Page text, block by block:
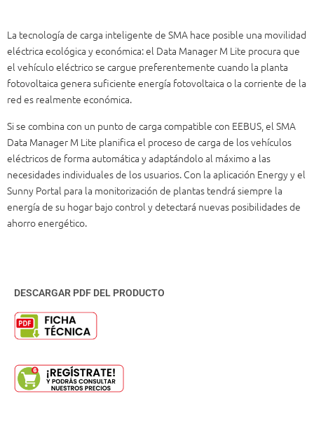
La tecnología de carga inteligente de SMA hace posible una movilidad
eléctrica ecológica y económica: el Data Manager M Lite procura que
el vehículo eléctrico se cargue preferentemente cuando la planta
fotovoltaica genera suficiente energía fotovoltaica o la corriente de la
red es realmente económica.
Si se combina con un punto de carga compatible con EEBUS, el SMA
Data Manager M Lite planifica el proceso de carga de los vehículos
eléctricos de forma automática y adaptándolo al máximo a las
necesidades individuales de los usuarios. Con la aplicación Energy y el
Sunny Portal para la monitorización de plantas tendrá siempre la
energía de su hogar bajo control y detectará nuevas posibilidades de
ahorro energético.
DESCARGAR PDF DEL PRODUCTO